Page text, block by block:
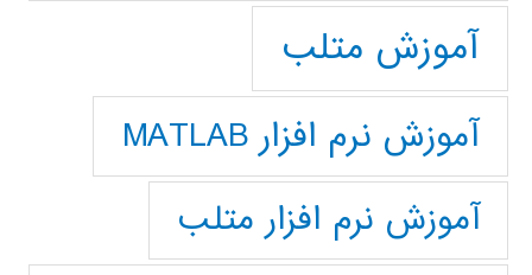
آموزش متلب
آموزش نرم افزار MATLAB
آموزش نرم افزار متلب